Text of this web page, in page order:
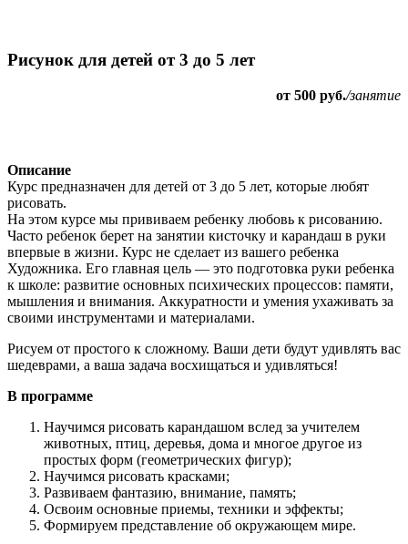
Рисунок для детей от 3 до 5 лет
от 500 руб./занятие
Описание
Курс предназначен для детей от 3 до 5 лет, которые любят
рисовать.
На этом курсе мы прививаем ребенку любовь к рисованию.
Часто ребенок берет на занятии кисточку и карандаш в руки
впервые в жизни. Курс не сделает из вашего ребенка
Художника. Его главная цель — это подготовка руки ребенка
к школе: развитие основных психических процессов: памяти,
мышления и внимания. Аккуратности и умения ухаживать за
своими инструментами и материалами.
Рисуем от простого к сложному. Ваши дети будут удивлять вас
шедеврами, а ваша задача восхищаться и удивляться!
В программе
Научимся рисовать карандашом вслед за учителем
животных, птиц, деревья, дома и многое другое из
простых форм (геометрических фигур);
Научимся рисовать красками;
Развиваем фантазию, внимание, память;
Освоим основные приемы, техники и эффекты;
Формируем представление об окружающем мире.